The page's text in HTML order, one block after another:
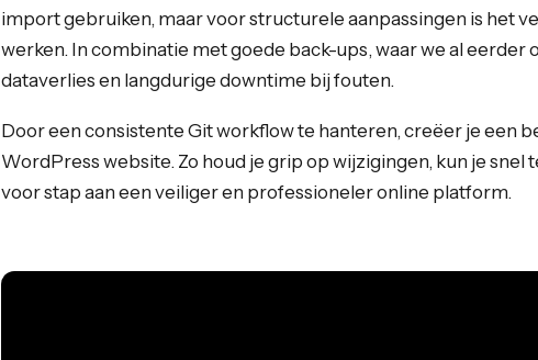
import gebruiken, maar voor structurele aanpassingen is het
werken. In combinatie met goede back-ups, waar we al eerder
dataverlies en langdurige downtime bij fouten.
Door een consistente Git workflow te hanteren, creëer je een
WordPress website. Zo houd je grip op wijzigingen, kun je
voor stap aan een veiliger en professioneler online platform.